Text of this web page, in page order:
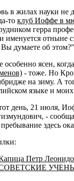
в жилах науки не
то клуб Иоффе в
герра
именуется отныне
Вы думаете об этом?"
особенно ясен,
- тоже. Но
на зиму. А
языке и
день, 21 июля,
-
здесь
Петр